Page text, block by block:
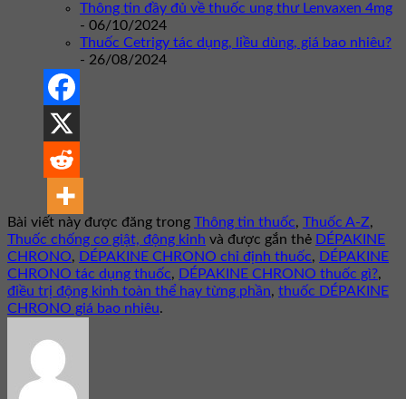
Thông tin đầy đủ về thuốc ung thư Lenvaxen 4mg
- 06/10/2024
Thuốc Cetrigy tác dụng, liều dùng, giá bao nhiêu?
- 26/08/2024
Bài viết này được đăng trong Thông tin thuốc, Thuốc A-Z,
Thuốc chống co giật, động kinh và được gắn thẻ DÉPAKINE
CHRONO, DÉPAKINE CHRONO chỉ định thuốc, DÉPAKINE
CHRONO tác dụng thuốc, DÉPAKINE CHRONO thuốc gì?,
điều trị động kinh toàn thể hay từng phần, thuốc DÉPAKINE
CHRONO giá bao nhiêu.